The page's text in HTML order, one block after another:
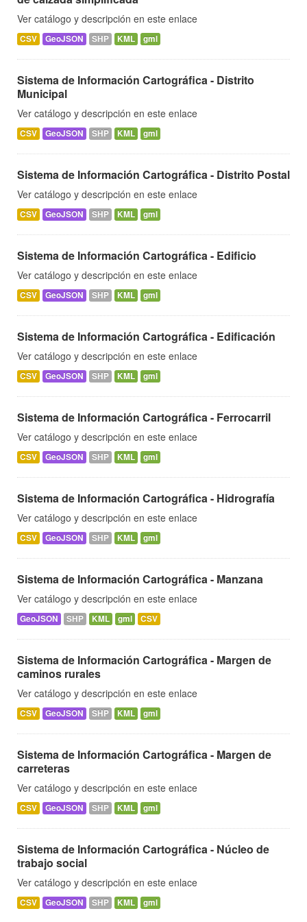
Ver catálogo y descripción en este enlace
CSV GeoJSON SHP KML gml
Sistema de Información Cartográfica - Distrito
Municipal
Ver catálogo y descripción en este enlace
CSV GeoJSON SHP KML gml
Sistema de Información Cartográfica - Distrito Postal
Ver catálogo y descripción en este enlace
CSV GeoJSON SHP KML gml
Sistema de Información Cartográfica - Edificio
Ver catálogo y descripción en este enlace
CSV GeoJSON SHP KML gml
Sistema de Información Cartográfica - Edificación
Ver catálogo y descripción en este enlace
CSV GeoJSON SHP KML gml
Sistema de Información Cartográfica - Ferrocarril
Ver catálogo y descripción en este enlace
CSV GeoJSON SHP KML gml
Sistema de Información Cartográfica - Hidrografía
Ver catálogo y descripción en este enlace
CSV GeoJSON SHP KML gml
Sistema de Información Cartográfica - Manzana
Ver catálogo y descripción en este enlace
GeoJSON SHP KML gml CSV
Sistema de Información Cartográfica - Margen de
caminos rurales
Ver catálogo y descripción en este enlace
CSV GeoJSON SHP KML gml
Sistema de Información Cartográfica - Margen de
carreteras
Ver catálogo y descripción en este enlace
CSV GeoJSON SHP KML gml
Sistema de Información Cartográfica - Núcleo de
trabajo social
Ver catálogo y descripción en este enlace
CSV GeoJSON SHP KML gml